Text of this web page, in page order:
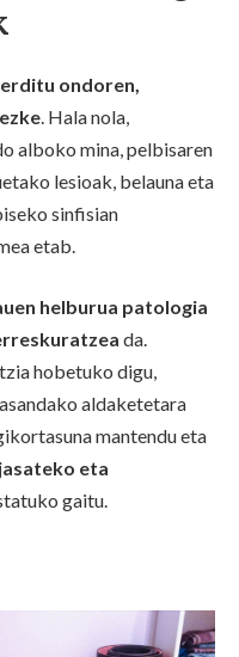
ondoren,
. Hala nola,
alboko mina, pelbisaren
lesioak, belauna eta
sinfisian
etab.
helburua patologia
da.
hobetuko digu,
aldaketetara
mantendu eta
eta
gaitu.